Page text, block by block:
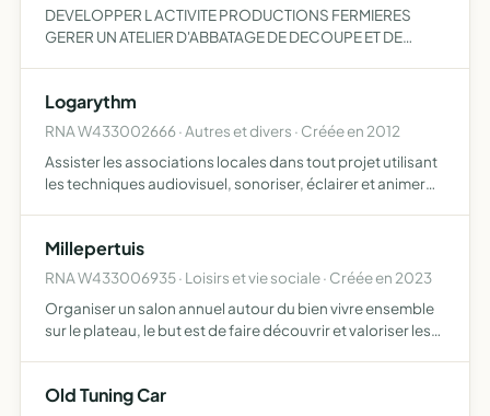
DEVELOPPER L ACTIVITE PRODUCTIONS FERMIERES
GERER UN ATELIER D'ABBATAGE DE DECOUPE ET DE
Logarythm
RNA W433002666 · Autres et divers · Créée en 2012
Assister les associations locales dans tout projet utilisant
les techniques audiovisuel, sonoriser, éclairer et animer
Millepertuis
RNA W433006935 · Loisirs et vie sociale · Créée en 2023
Organiser un salon annuel autour du bien vivre ensemble
sur le plateau, le but est de faire découvrir et valoriser les
Old Tuning Car